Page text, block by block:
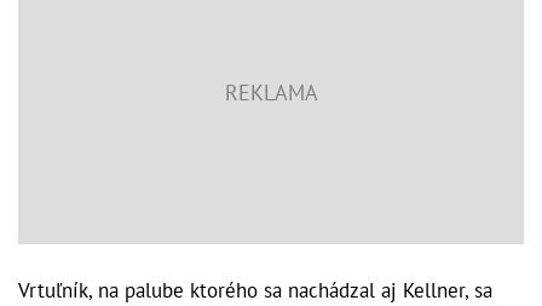
Vrtuľník, na palube ktorého sa nachádzal aj Kellner, sa